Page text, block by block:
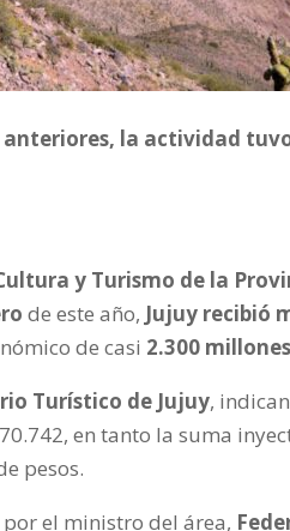
la actividad
y Turismo de la
de este año, Jujuy recibió
de casi 2.300
Turístico de Jujuy,
en tanto la suma
pesos.
el ministro del área,